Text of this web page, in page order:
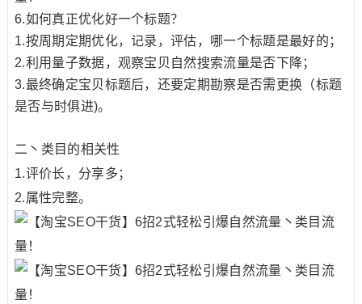
6.如何真正优化好一个标题？
1.按周期定期优化，记录，评估，哪一个标题是最好的；
2.利用量子数据，观察宝贝自然搜索流量是否下降；
3.最终确定宝贝标题后，还要定期勘察是否需更换（标题
是否与时俱进)。
二丶类目的相关性
1.评价长，分享多；
2.属性完整。